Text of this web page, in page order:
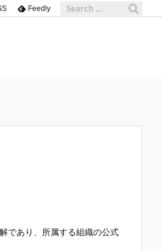
Feedly
であり、所属する組織の公式